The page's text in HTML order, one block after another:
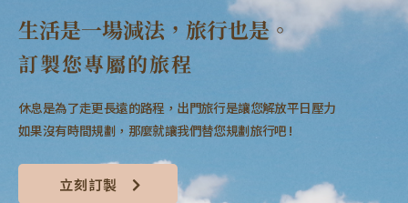
生活是一場減法，旅行也是。
訂製您專屬的旅程
休息是為了走更長遠的路程，出門旅行是讓您解放平日壓力
如果沒有時間規劃，那麼就讓我們替您規劃旅行吧 !
立刻訂製